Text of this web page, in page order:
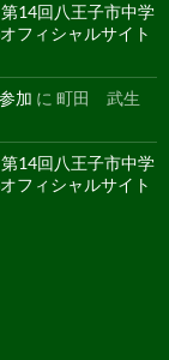
第14回八王子市中学
フィシャルサイト
加 に 町田 武生
第14回八王子市中学
フィシャルサイト